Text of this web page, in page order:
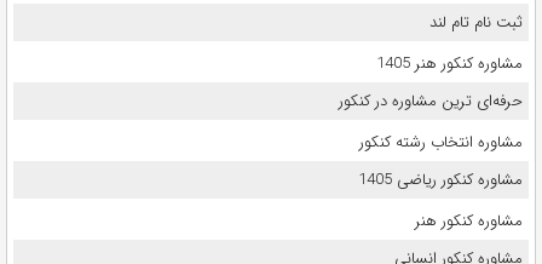
ثبت نام تام لند
مشاوره کنکور هنر 1405
حرفه‌ای ترین مشاوره در کنکور
مشاوره انتخاب رشته کنکور
مشاوره کنکور ریاضی 1405
مشاوره کنکور هنر